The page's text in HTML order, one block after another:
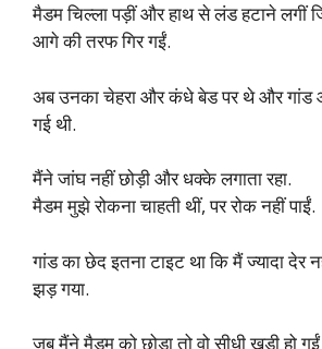
मैडम चिल्ला पड़ीं और हाथ से लंड हटाने लगीं
आगे की तरफ गिर गईं.
अब उनका चेहरा और कंधे बेड पर थे और गांड
गई थी.
मैंने जांघ नहीं छोड़ी और धक्के लगाता रहा.
मैडम मुझे रोकना चाहती थीं, पर रोक नहीं पाईं.
गांड का छेद इतना टाइट था कि मैं ज्यादा
झड़ गया.
जब मैंने मैडम को छोड़ा तो वो सीधी खड़ी हो